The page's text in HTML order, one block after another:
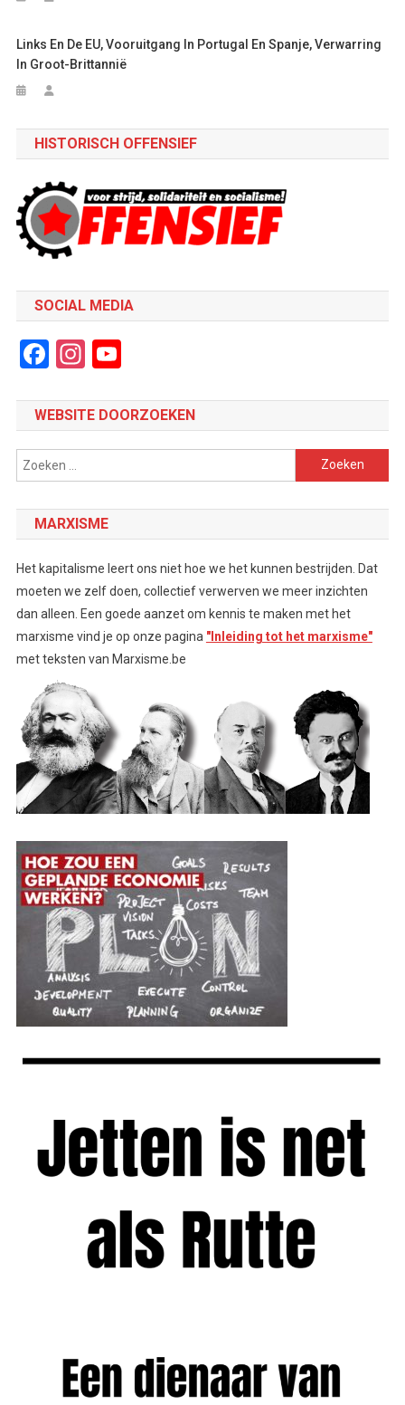
Links En De EU, Vooruitgang In Portugal En Spanje, Verwarring
In Groot-Brittannië
HISTORISCH OFFENSIEF
SOCIAL MEDIA
Facebook
Instagram
YouTube
WEBSITE DOORZOEKEN
Zoeken
naar:
MARXISME
Het kapitalisme leert ons niet hoe we het kunnen bestrijden. Dat
moeten we zelf doen, collectief verwerven we meer inzichten
dan alleen. Een goede aanzet om kennis te maken met het
marxisme vind je op onze pagina "Inleiding tot het marxisme"
met teksten van Marxisme.be